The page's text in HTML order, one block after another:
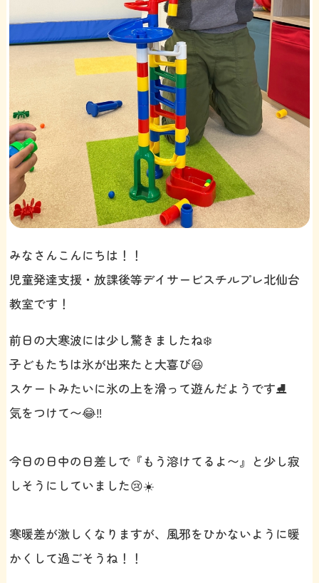
みなさんこんにちは！！
児童発達支援・放課後等デイサービスチルプレ北仙台
教室です！
前日の大寒波には少し驚きましたね❄️
子どもたちは氷が出来たと大喜び😆
スケートみたいに氷の上を滑って遊んだようです⛸️
気をつけて〜😂‼️
今日の日中の日差しで『もう溶けてるよ〜』と少し寂
しそうにしていました😢☀️
寒暖差が激しくなりますが、風邪をひかないように暖
かくして過ごそうね！！